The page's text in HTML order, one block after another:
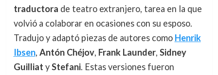
traductora de teatro extranjero, tarea en la que
volvió a colaborar en ocasiones con su esposo.
Tradujo y adaptó piezas de autores como Henrik
Ibsen, Antón Chéjov, Frank Launder, Sidney
Guilliat yStefani. Estas versiones fueron